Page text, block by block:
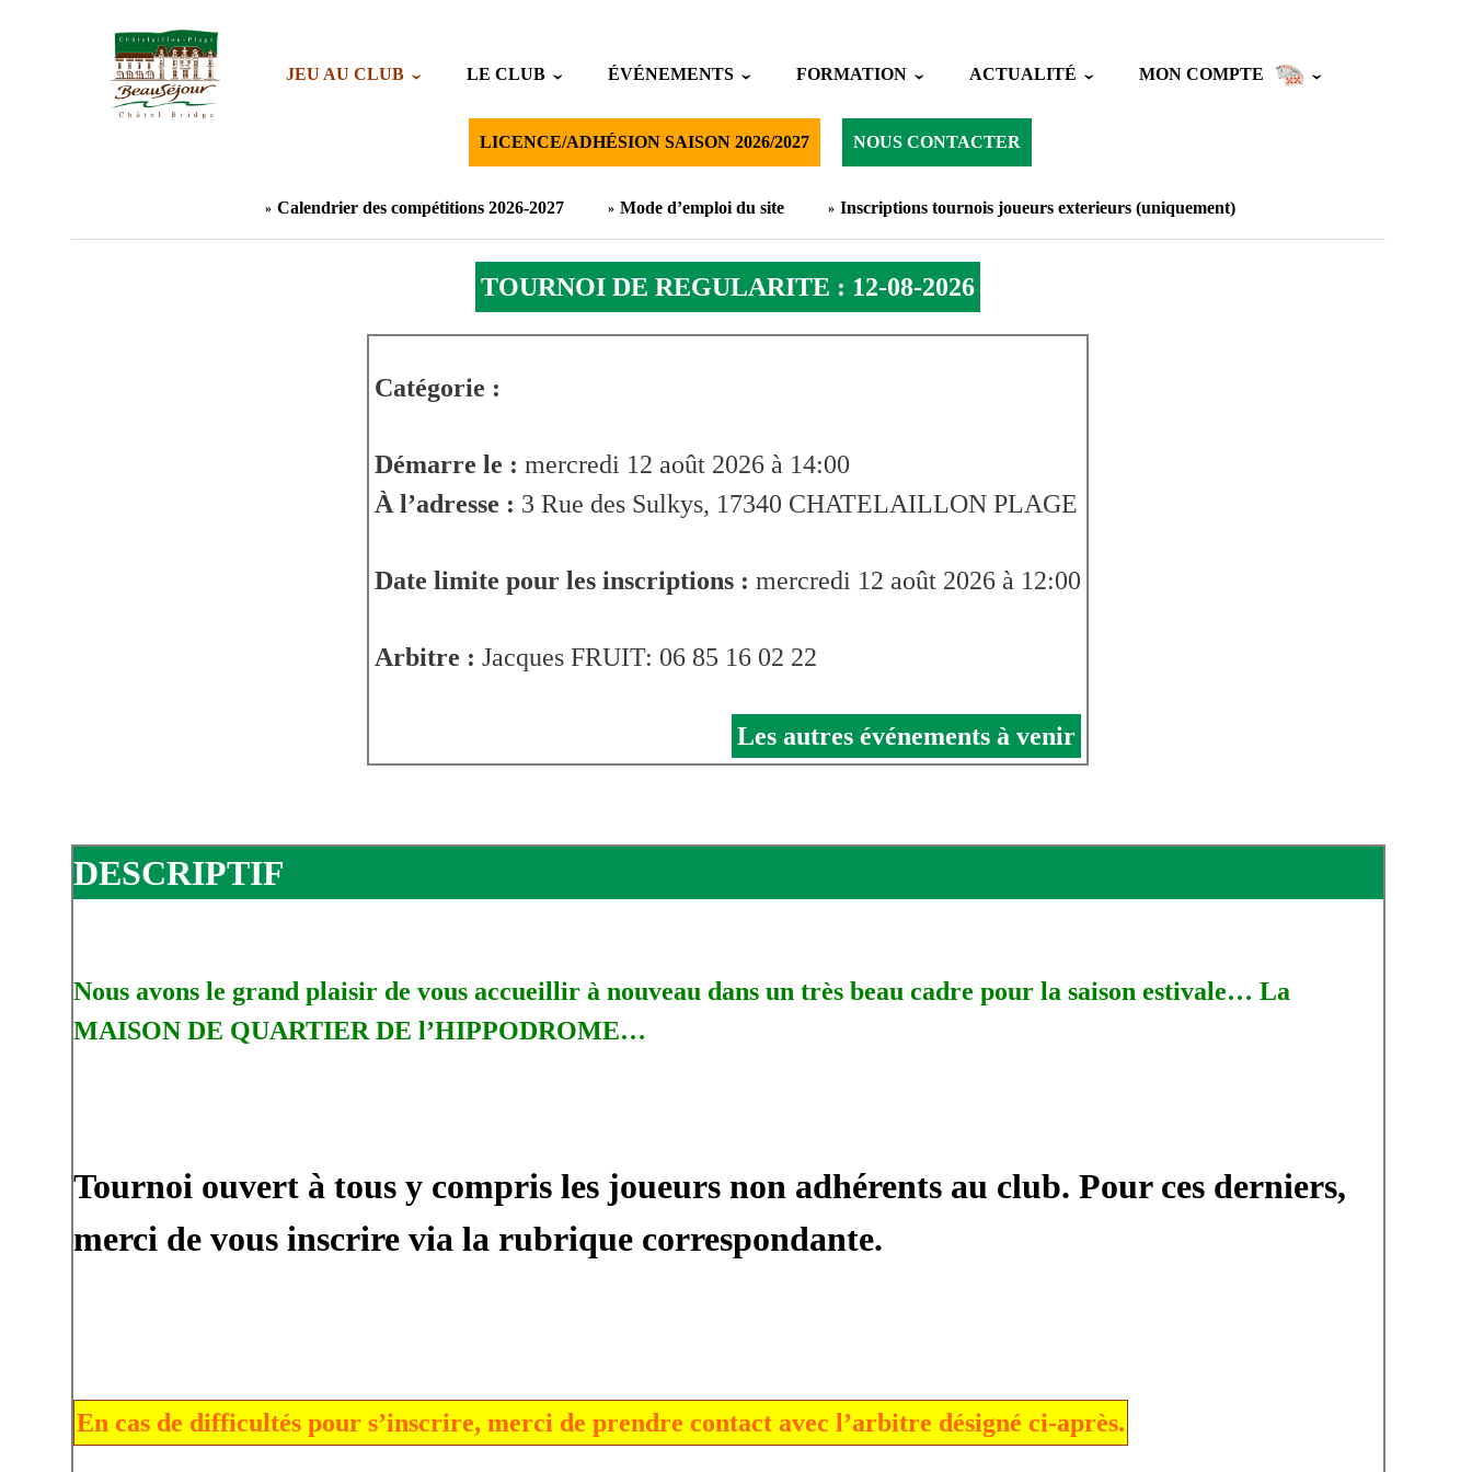
JEU AU CLUB LE CLUB ÉVÉNEMENTS FORMATION ACTUALITÉ MON COMPTE
LICENCE/ADHÉSION SAISON 2026/2027 NOUS CONTACTER
Calendrier des compétitions 2026-2027 Mode d’emploi du site Inscriptions tournois joueurs exterieurs (uniquement)
TOURNOI DE REGULARITE : 12-08-2026
Catégorie :
Démarre le : mercredi 12 août 2026 à 14:00
À l’adresse : 3 Rue des Sulkys, 17340 CHATELAILLON PLAGE
Date limite pour les inscriptions : mercredi 12 août 2026 à 12:00
Arbitre : Jacques FRUIT: 06 85 16 02 22
Les autres événements à venir
DESCRIPTIF
Nous avons le grand plaisir de vous accueillir à nouveau dans un très beau cadre pour la saison estivale… La
MAISON DE QUARTIER DE l’HIPPODROME…
Tournoi ouvert à tous y compris les joueurs non adhérents au club. Pour ces derniers,
merci de vous inscrire via la rubrique correspondante.
En cas de difficultés pour s’inscrire, merci de prendre contact avec l’arbitre désigné ci-après.